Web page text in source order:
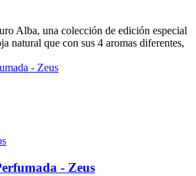
Alba, una colección de edición especial
natural que con sus 4 aromas diferentes,
- Zeus